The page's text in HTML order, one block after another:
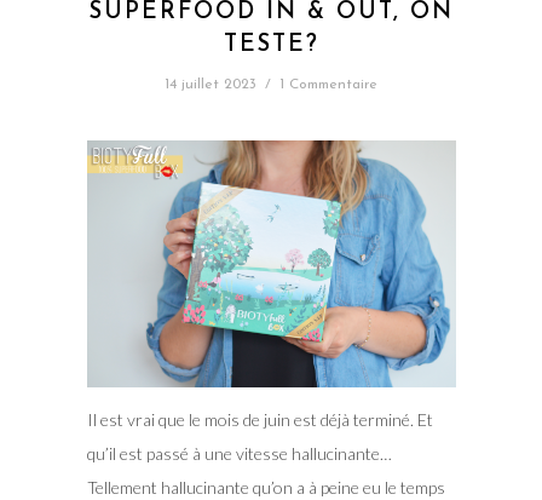
SUPERFOOD IN & OUT, ON
TESTE?
14 juillet 2023 / 1 Commentaire
Il est vrai que le mois de juin est déjà terminé. Et
qu’il est passé à une vitesse hallucinante…
Tellement hallucinante qu’on a à peine eu le temps